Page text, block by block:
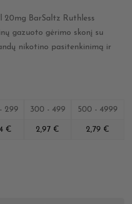
20mg BarSaltz Ruthless
gazuoto gėrimo skonį su
nikotino pasitenkinimą ir
299 300 - 499 500 - 4999
€ 2,97 € 2,79 €